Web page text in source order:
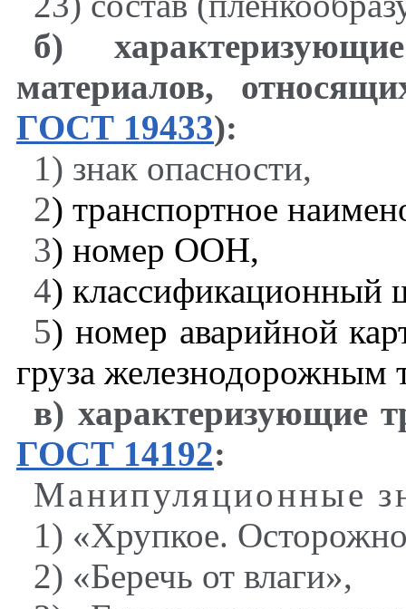
б)
материалов,
ГОСТ 19433):
1) знак опасности,
2) транспортное
3) номер ООН,
4) классификационный
5) номер аварийной
груза железнодорожным
в) характеризующие
ГОСТ 14192:
Манипуляционные
1) «Хрупкое.
2) «Беречь от влаги»,